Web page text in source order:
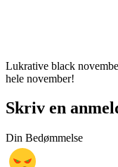
Lukrative black
hele november!
Skriv en
Din Bedømmelse